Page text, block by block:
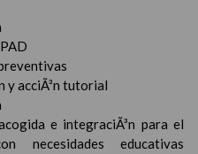
y acciÃ³n tutorial
e integraciÃ³n para el
necesidades educativas